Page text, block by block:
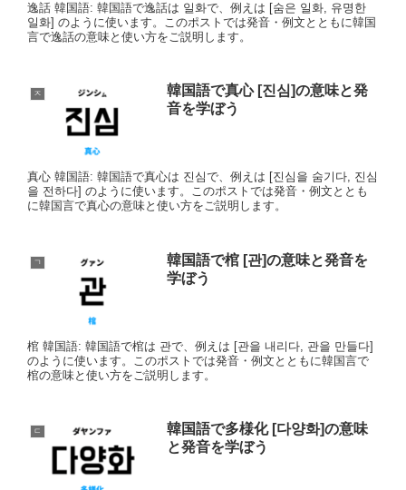
逸話 韓国語: 韓国語で逸話は 일화で、例えは [숨은 일화, 유명한
일화] のように使います。このポストでは発音・例文とともに韓国
言で逸話の意味と使い方をご説明します。
ㅈ
韓国語で真心 [진심]の意味と発
音を学ぼう
真心 韓国語: 韓国語で真心は 진심で、例えは [진심을 숨기다, 진심
을 전하다] のように使います。このポストでは発音・例文ととも
に韓国言で真心の意味と使い方をご説明します。
ㄱ
韓国語で棺 [관]の意味と発音を
学ぼう
棺 韓国語: 韓国語で棺は 관で、例えは [관을 내리다, 관을 만들다]
のように使います。このポストでは発音・例文とともに韓国言で
棺の意味と使い方をご説明します。
ㄷ
韓国語で多様化 [다양화]の意味
と発音を学ぼう